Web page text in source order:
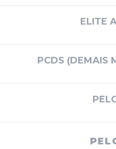
ELITE
PCDS (DEMAIS